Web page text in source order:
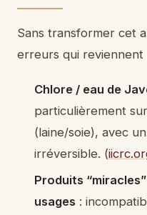
Sans transformer cet
erreurs qui reviennent
Chlore / eau de
particulièrement
(laine/soie), avec
irréversible. (
Produits
usages :